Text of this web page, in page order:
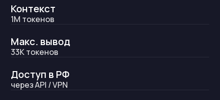
Контекст
1M токенов
Макс. вывод
33Kтокенов
Доступ в РФ
через API / VPN